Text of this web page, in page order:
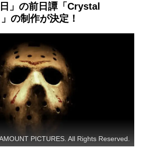
日」の前日譚「Crystal
の制作が決定！
PICTURES. All Rights Reserved.